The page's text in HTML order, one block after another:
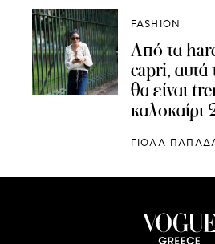
FASHION
Από τα
capri, αυτά
θα είναι
ΓΙΌΛΑ